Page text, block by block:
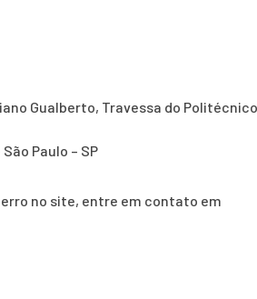
Gualberto, Travessa do
São Paulo – SP
no site, entre em contato em